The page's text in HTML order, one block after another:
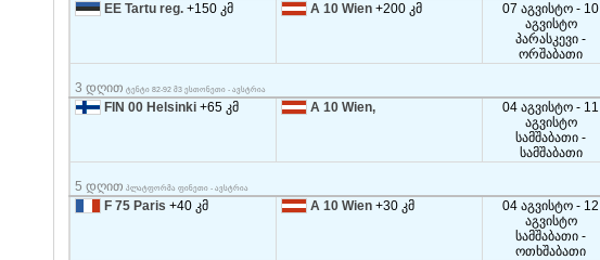
EE Tartu reg. +150 კმ A 10 Wien +200 კმ
07 აგვისტო - 10
აგვისტო
პარასკევი -
ორშაბათი
3 დღით ტენტი 82-92 მ3 ესთონეთი - ავსტრია
FIN 00 Helsinki +65 კმ A 10 Wien,
04 აგვისტო - 11
აგვისტო
სამშაბათი -
სამშაბათი
5 დღით პლატფორმა ფინეთი - ავსტრია
F 75 Paris +40 კმ A 10 Wien +30 კმ
04 აგვისტო - 12
აგვისტო
სამშაბათი -
ოთხშაბათი